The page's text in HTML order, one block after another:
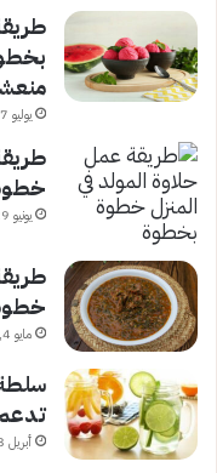
يوليو 7, 2026
يونيو 29, 2026
مايو 4, 2026
أبريل 28, 2026